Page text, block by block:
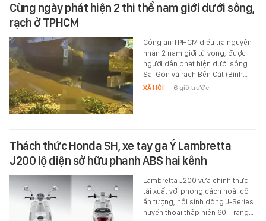
Cùng ngày phát hiện 2 thi thể nam giới dưới sông,
rạch ở TPHCM
Công an TPHCM điều tra nguyên
nhân 2 nam giới tử vong, được
người dân phát hiện dưới sông
Sài Gòn và rạch Bến Cát (Bình…
XÃ HỘI - 6 giờ trước
Thách thức Honda SH, xe tay ga Ý Lambretta
J200 lộ diện sở hữu phanh ABS hai kênh
Lambretta J200 vừa chính thức
tái xuất với phong cách hoài cổ
ấn tượng, hồi sinh dòng J-Series
huyền thoại thập niên 60. Trang…